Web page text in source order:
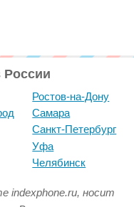
России
Ростов-на-Дону
Самара
Санкт-Петербург
Уфа
Челябинск
indexphone.ru, носит